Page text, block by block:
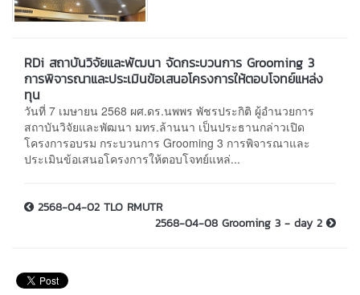
RDi สถาบันวิจัยและพัฒนา จัดกระบวนการ Grooming 3
การพิจารณาและประเมินข้อเสนอโครงการให้ตอบโจทย์แหล่ง
ทุน
วันที่ 7 เมษายน 2568 ผศ.ดร.นพพร พัชรประกิติ ผู้อำนวยการ
สถาบันวิจัยและพัฒนา มทร.ล้านนา เป็นประธานกล่าวเปิด
โครงการอบรม กระบวนการ Grooming 3 การพิจารณาและ
ประเมินข้อเสนอโครงการให้ตอบโจทย์แหล่...
2568-04-02 TLO RMUTR
2568-04-08 Grooming 3 - day 2